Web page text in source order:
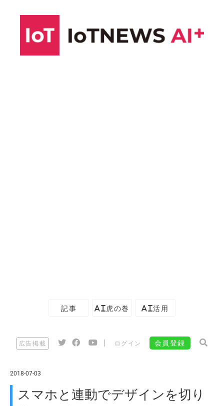
記事 AI虎の巻 AI活用
広告掲載 ログイン 会員登録
2018-07-03
スマホと連動でデザインを切り